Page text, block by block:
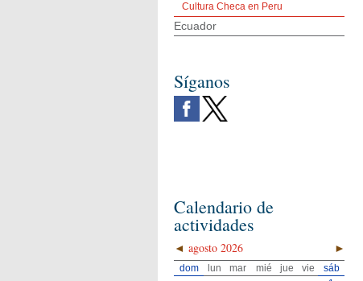
Cultura Checa en Peru
Ecuador
Síganos
Calendario de
actividades
◄ ►
agosto 2026
dom lun mar mié jue vie
sáb